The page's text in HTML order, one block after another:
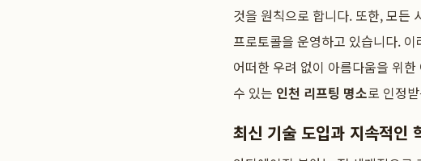
것을 원칙으로 합니다. 또한, 모든
프로토콜을 운영하고 있습니다.
어떠한 우려 없이 아름다움을 위
수 있는 인천 리프팅 명소로 인정
최신 기술 도입과 지속적인